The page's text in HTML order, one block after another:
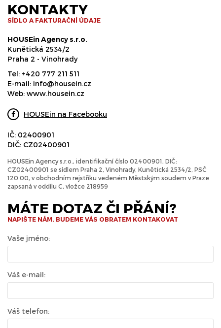
KONTAKTY
SÍDLO A FAKTURAČNÍ ÚDAJE
HOUSEin Agency s.r.o.
Kunětická 2534/2
Praha 2 - Vinohrady
Tel: +420 777 211 511
E-mail: info@housein.cz
Web: www.housein.cz
HOUSEin na Facebooku
IČ: 02400901
DIČ: CZ02400901
HOUSEin Agency s.r.o., identifikační číslo 02400901, DIČ:
CZ02400901 se sídlem Praha 2, Vinohrady, Kunětická 2534/2, PSČ
120 00, v obchodním rejstříku vedeném Městským soudem v Praze
zapsaná v oddílu C, vložce 218959
MÁTE DOTAZ ČI PŘÁNÍ?
NAPIŠTE NÁM, BUDEME VÁS OBRATEM KONTAKOVAT
Vaše jméno:
Váš e-mail:
Váš telefon: